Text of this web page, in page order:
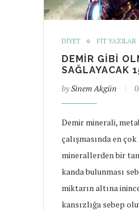
DIYET FIT YAZILAR
DEMIR GIBI
SAĞLAYACAK
bySinem Akgün
Demir minerali,
çalışmasında en
minerallerden bir
kanda bulunması
miktarın altına
kansızlığa sebep